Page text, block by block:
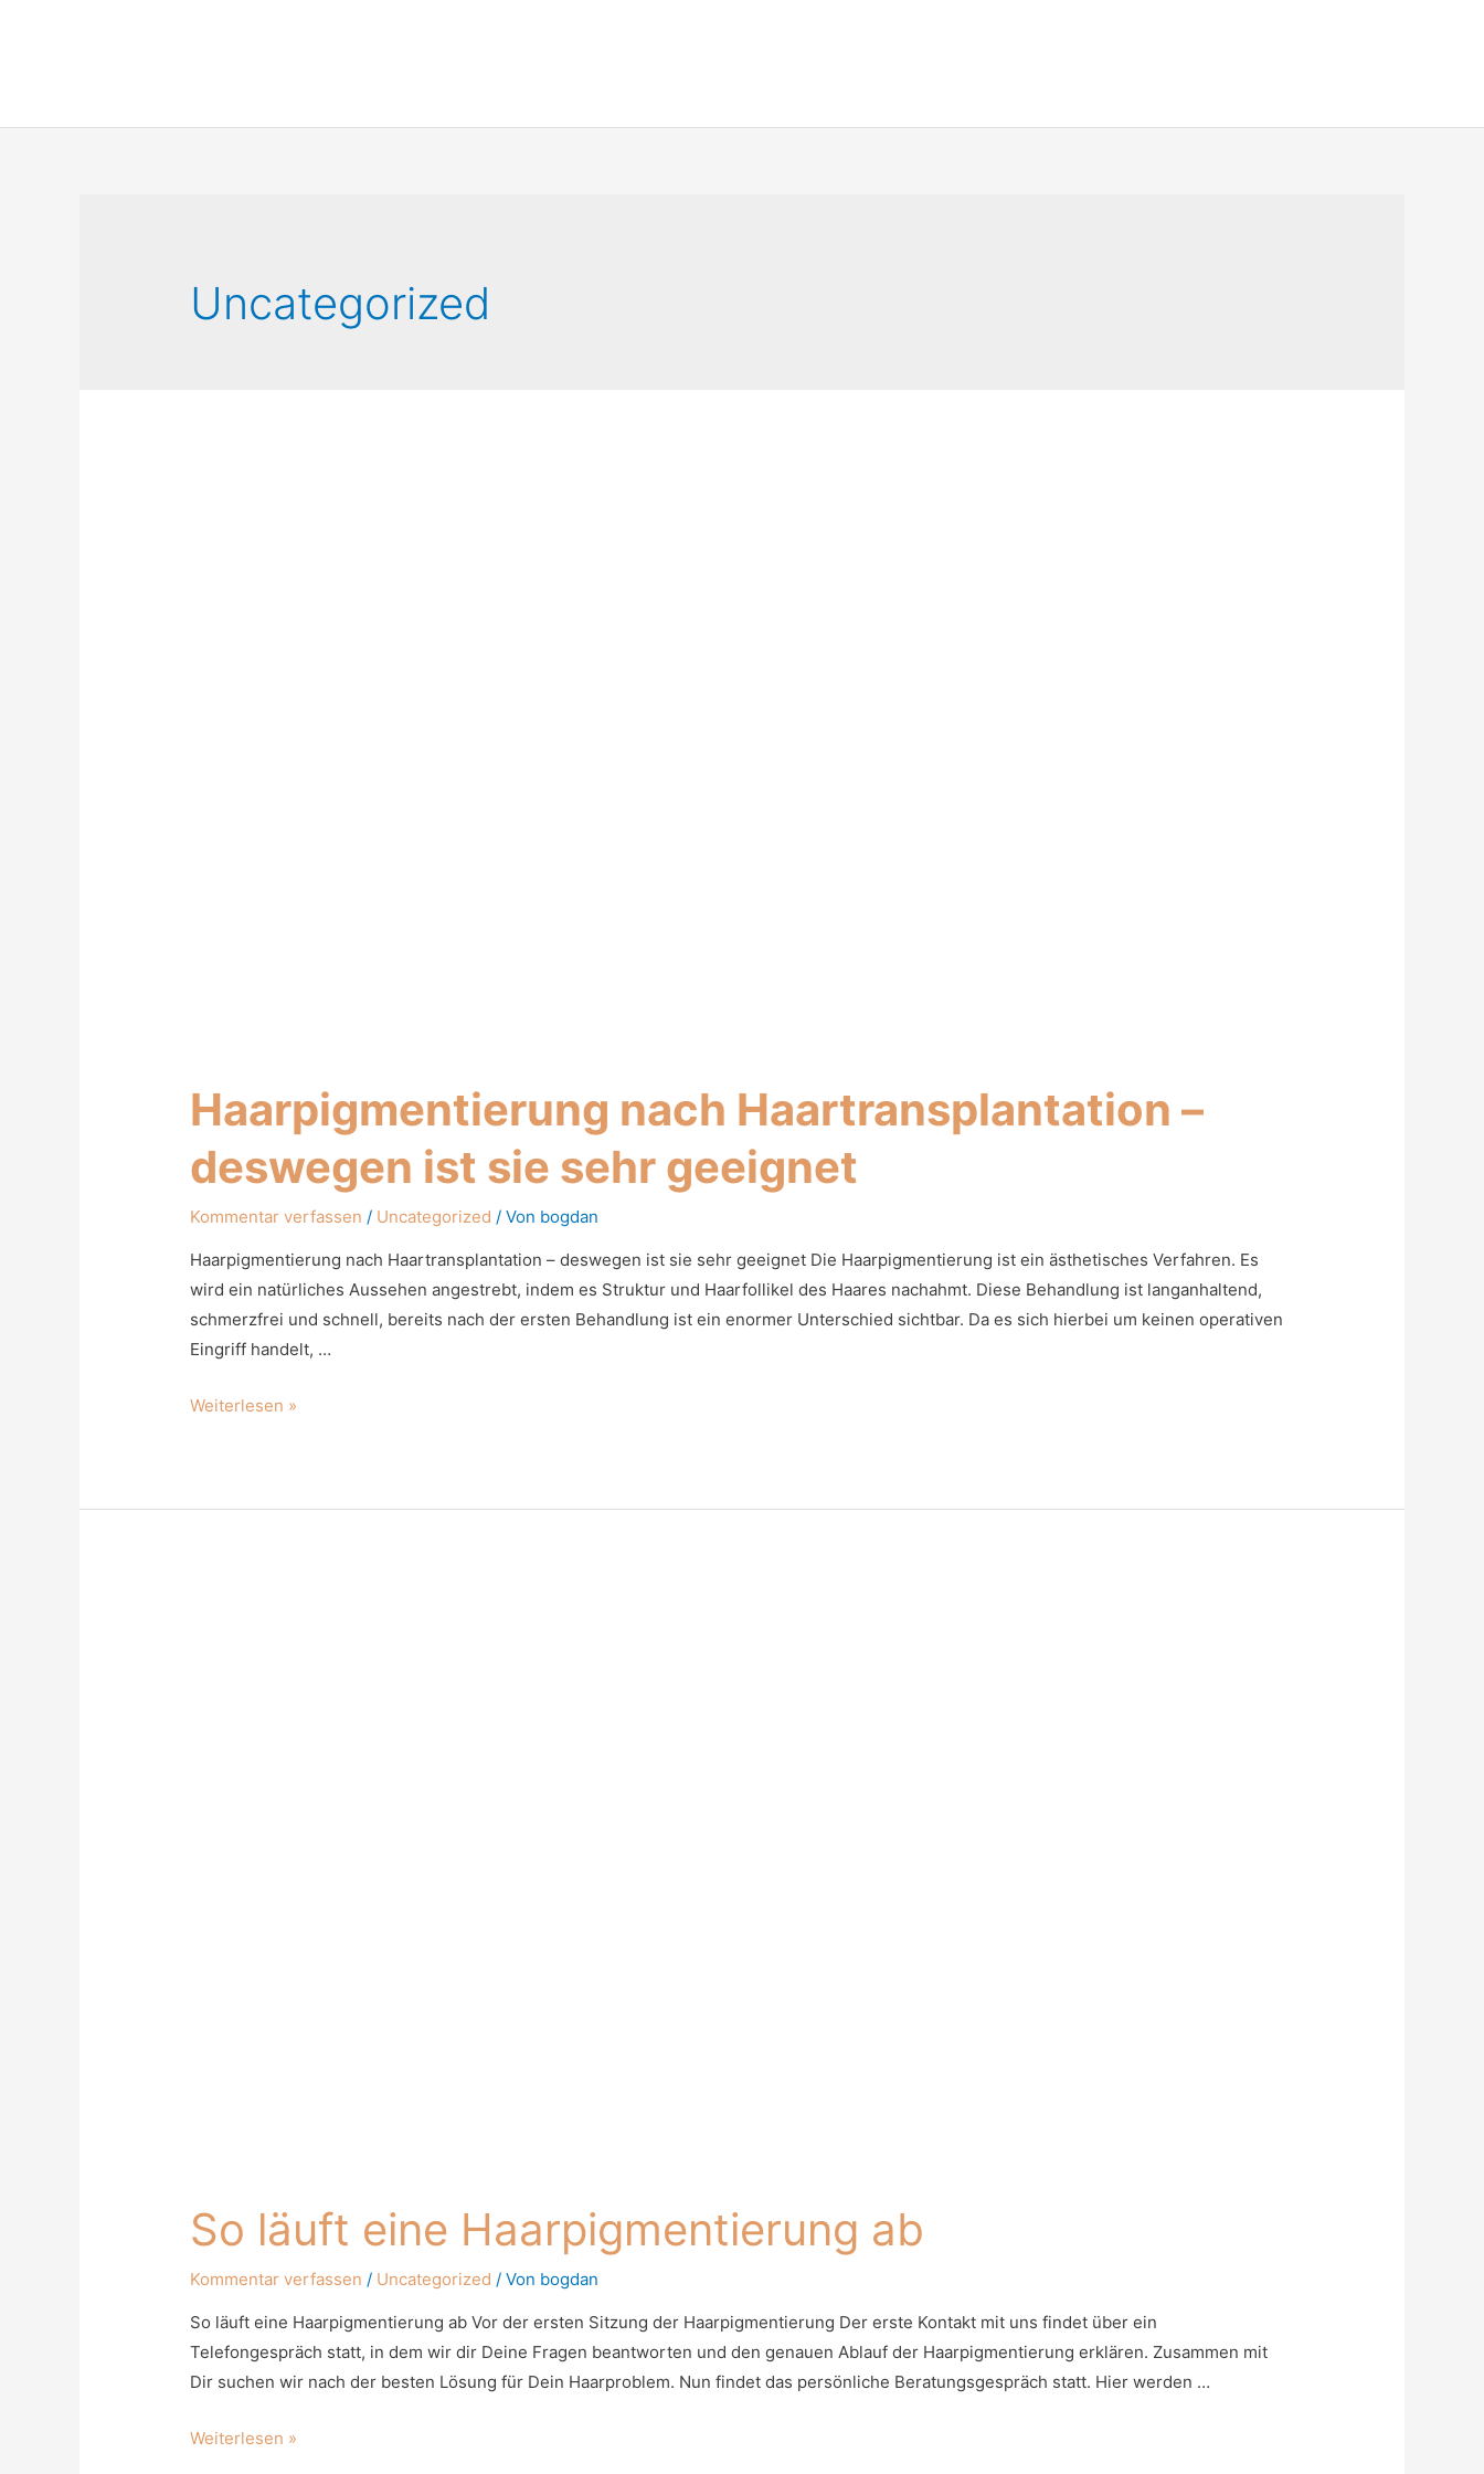
Uncategorized
Haarpigmentierung nach Haartransplantation –
deswegen ist sie sehr geeignet
Kommentar verfassen / Uncategorized / Von bogdan
Haarpigmentierung nach Haartransplantation – deswegen ist sie sehr geeignet Die Haarpigmentierung ist ein ästhetisches Verfahren. Es
wird ein natürliches Aussehen angestrebt, indem es Struktur und Haarfollikel des Haares nachahmt. Diese Behandlung ist langanhaltend,
schmerzfrei und schnell, bereits nach der ersten Behandlung ist ein enormer Unterschied sichtbar. Da es sich hierbei um keinen operativen
Eingriff handelt, …
Weiterlesen »
So läuft eine Haarpigmentierung ab
Kommentar verfassen / Uncategorized / Von bogdan
So läuft eine Haarpigmentierung ab Vor der ersten Sitzung der Haarpigmentierung Der erste Kontakt mit uns findet über ein
Telefongespräch statt, in dem wir dir Deine Fragen beantworten und den genauen Ablauf der Haarpigmentierung erklären. Zusammen mit
Dir suchen wir nach der besten Lösung für Dein Haarproblem. Nun findet das persönliche Beratungsgespräch statt. Hier werden …
Weiterlesen »